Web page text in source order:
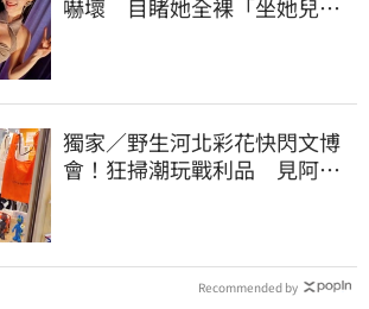
嚇壞 目睹她全裸「坐她兒子
獨家／野生河北彩花快閃文博
會！狂掃潮玩戰利品 見阿信
Recommended by